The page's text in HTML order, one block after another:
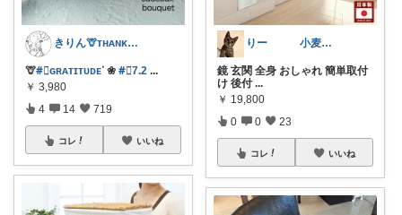
きりん🦒ᴛʜᴀɴᴋs ᴀʟᴡᴀʏs.
🦒#⃞ɢʀᴀᴛɪᴛᴜᴅᴇᱸ ❀ #⃞7.2 ...
￥ 3,980
4 14 719
コレ いいね
りー 小麦収穫8月中旬まで？
鏡 玄関 全身 おしゃれ 簡単取付
け 後付 ...
￥ 19,800
0 0 23
コレ いいね